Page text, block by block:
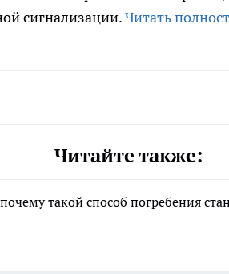
сигнализации.Читать
Читайте также:
такой способ погребения